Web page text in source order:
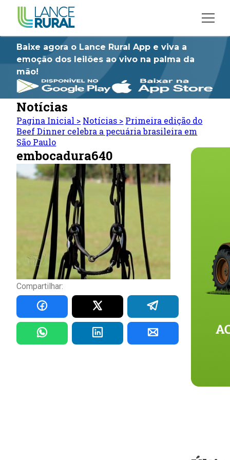
Baixe agora o Lance Rural App e viva a
emoção dos leilões ao vivo na palma da
mão!
Notícias
Pagina Inicial > Notícias > Primeira edição do
Beef Dinner celebra a pecuária brasileira em
São Paulo
embocadura640
Compartilhar: